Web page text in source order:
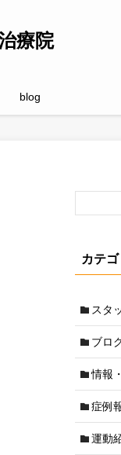
療院
blog
カテ
スタ
ブロ
情報
症例
運動